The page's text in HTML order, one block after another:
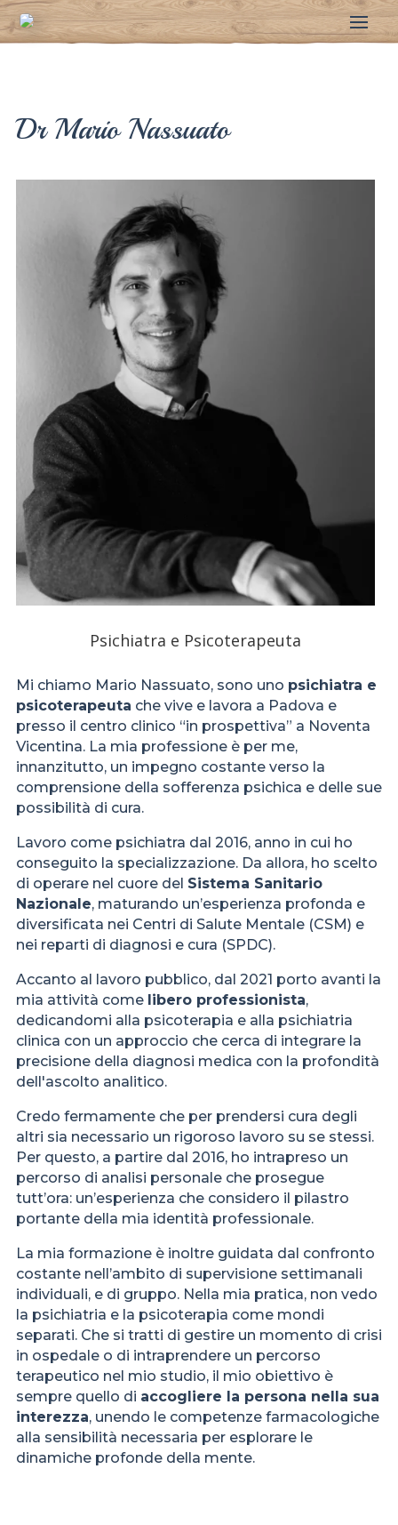
Dr Mario Nassuato
Psichiatra e Psicoterapeuta
Mi chiamo Mario Nassuato, sono uno psichiatra e
psicoterapeuta che vive e lavora a Padova e
presso il centro clinico “in prospettiva” a Noventa
Vicentina. La mia professione è per me,
innanzitutto, un impegno costante verso la
comprensione della sofferenza psichica e delle sue
possibilità di cura.
Lavoro come psichiatra dal 2016, anno in cui ho
conseguito la specializzazione. Da allora, ho scelto
di operare nel cuore del Sistema Sanitario
Nazionale, maturando un’esperienza profonda e
diversificata nei Centri di Salute Mentale (CSM) e
nei reparti di diagnosi e cura (SPDC).
Accanto al lavoro pubblico, dal 2021 porto avanti la
mia attività come libero professionista,
dedicandomi alla psicoterapia e alla psichiatria
clinica con un approccio che cerca di integrare la
precisione della diagnosi medica con la profondità
dell'ascolto analitico.
Credo fermamente che per prendersi cura degli
altri sia necessario un rigoroso lavoro su se stessi.
Per questo, a partire dal 2016, ho intrapreso un
percorso di analisi personale che prosegue
tutt’ora: un’esperienza che considero il pilastro
portante della mia identità professionale.
La mia formazione è inoltre guidata dal confronto
costante nell’ambito di supervisione settimanali
individuali, e di gruppo. Nella mia pratica, non vedo
la psichiatria e la psicoterapia come mondi
separati. Che si tratti di gestire un momento di crisi
in ospedale o di intraprendere un percorso
terapeutico nel mio studio, il mio obiettivo è
sempre quello di accogliere la persona nella sua
interezza, unendo le competenze farmacologiche
alla sensibilità necessaria per esplorare le
dinamiche profonde della mente.